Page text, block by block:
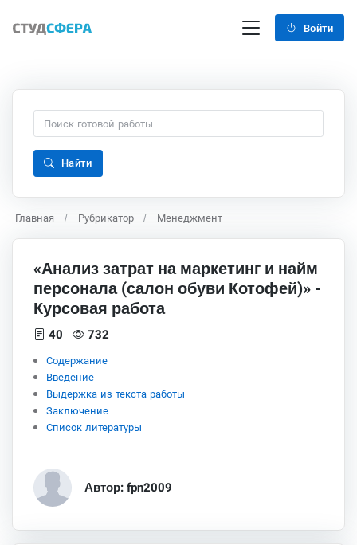
Войти
Найти
Главная Рубрикатор Менеджмент
«Анализ затрат на маркетинг и найм
персонала (салон обуви Котофей)» -
Курсовая работа
40 732
Содержание
Введение
Выдержка из текста работы
Заключение
Список литературы
Автор: fpn2009